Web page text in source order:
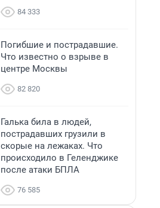
84 333
Погибшие и пострадавшие.
Что известно о взрыве в
центре Москвы
82 820
Галька била в людей,
пострадавших грузили в
скорые на лежаках. Что
происходило в Геленджике
после атаки БПЛА
76 585